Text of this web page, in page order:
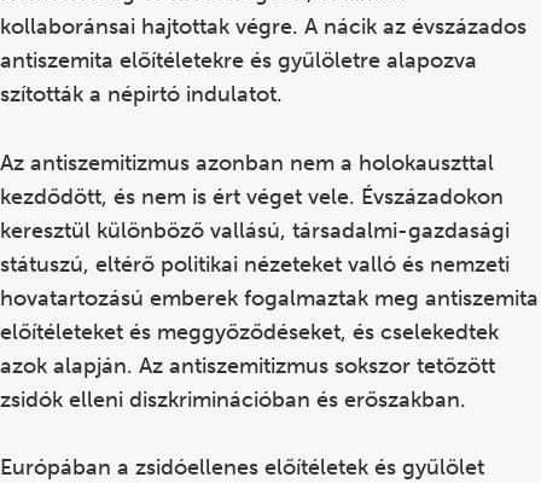
kollaboránsai hajtottak végre. A nácik az évszázados
antiszemita előítéletekre és gyűlöletre alapozva
szították a népirtó indulatot.
Az antiszemitizmus azonban nem a holokauszttal
kezdődött, és nem is ért véget vele. Évszázadokon
keresztül különböző vallású, társadalmi-gazdasági
státuszú, eltérő politikai nézeteket valló és nemzeti
hovatartozású emberek fogalmaztak meg antiszemita
előítéleteket és meggyőződéseket, és cselekedtek
azok alapján. Az antiszemitizmus sokszor tetőzött
zsidók elleni diszkriminációban és erőszakban.
Európában a zsidóellenes előítéletek és gyűlölet